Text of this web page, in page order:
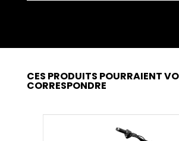
CES PRODUITS POURRAIENT
CORRESPONDRE